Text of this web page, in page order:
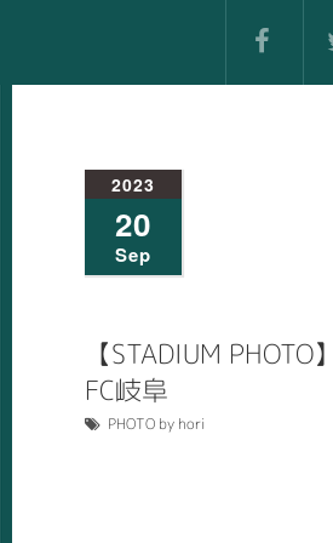
2023
20
Sep
【STADIUM
FC岐阜
PHOTO by hori